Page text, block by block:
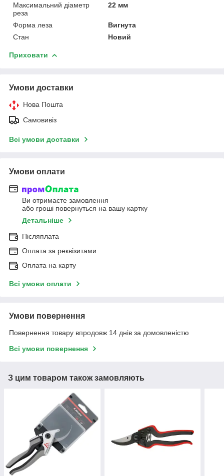
Максимальний діаметр
реза
22 мм
Форма леза
Вигнута
Стан
Новий
Приховати
Умови доставки
Нова Пошта
Самовивіз
Всі умови доставки
Умови оплати
Ви отримаєте замовлення
або гроші повернуться на вашу картку
Детальніше
Післяплата
Оплата за реквізитами
Оплата на карту
Всі умови оплати
Умови повернення
Повернення товару впродовж 14 днів за домовленістю
Всі умови повернення
З цим товаром також замовляють